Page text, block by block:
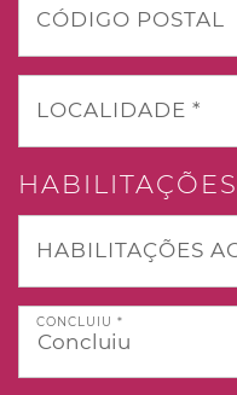
CÓDIGO POSTAL
LOCALIDADE *
HABILITAÇÕES
CONCLUIU *